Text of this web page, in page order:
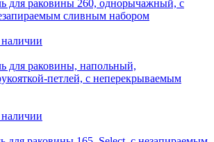
для раковины 260, однорычажный, с
сливным набором
для раковины, напольный,
петлей, с неперекрываемым